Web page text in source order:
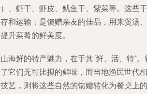
、虾干、虾皮、鱿鱼干、紫菜等。这些
和运输，是馈赠亲友的佳品，用来煲汤
升菜肴的鲜美度。
海鲜的特产魅力，在于其“鲜、活、特”
它们无可比拟的鲜味，而当地渔民世代
艺，则将这些自然的馈赠转化为餐桌上